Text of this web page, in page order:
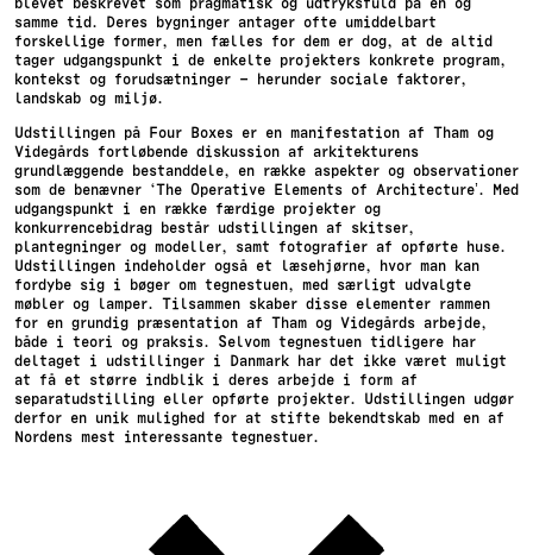
samme tid. Deres bygninger antager ofte umiddelbart
forskellige former, men fælles for dem er dog, at de altid
tager udgangspunkt i de enkelte projekters konkrete program,
kontekst og forudsætninger – herunder sociale faktorer,
landskab og miljø.
Udstillingen på Four Boxes er en manifestation af Tham og
Videgårds fortløbende diskussion af arkitekturens
grundlæggende bestanddele, en række aspekter og observationer
som de benævner ‘The Operative Elements of Architecture’. Med
udgangspunkt i en række færdige projekter og
konkurrencebidrag består udstillingen af skitser,
plantegninger og modeller, samt fotografier af opførte huse.
Udstillingen indeholder også et læsehjørne, hvor man kan
fordybe sig i bøger om tegnestuen, med særligt udvalgte
møbler og lamper. Tilsammen skaber disse elementer rammen
for en grundig præsentation af Tham og Videgårds arbejde,
både i teori og praksis. Selvom tegnestuen tidligere har
deltaget i udstillinger i Danmark har det ikke været muligt
at få et større indblik i deres arbejde i form af
separatudstilling eller opførte projekter. Udstillingen udgør
derfor en unik mulighed for at stifte bekendtskab med en af
Nordens mest interessante tegnestuer.